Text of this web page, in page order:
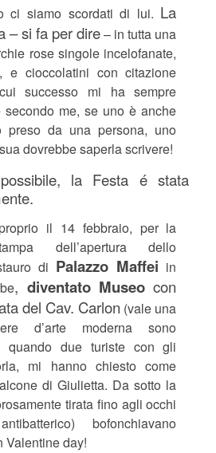
ci siamo scordati di lui. La
– si fa per dire– in tutta una
rose singole incelofanate,
e cioccolatini con citazione
successo mi ha sempre
secondo me, se uno è anche
preso da una persona, uno
dovrebbe saperla scrivere!
la Festa é stata
il 14 febbraio, per la
dell’apertura dello
di Palazzo Maffei in
, diventato Museo con
del Cav. Carlon (vale una
d’arte moderna sono
quando due turiste con gli
mi hanno chiesto come
di Giulietta. Da sotto la
tirata fino agli occhi
bofonchiavano
Valentine day!